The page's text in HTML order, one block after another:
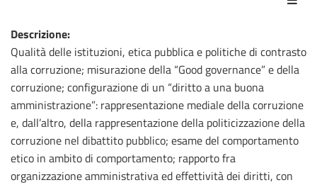
Descrizione:
Qualità delle istituzioni, etica pubblica e politiche di contrasto
alla corruzione; misurazione della “Good governance” e della
corruzione; configurazione di un “diritto a una buona
amministrazione”: rappresentazione mediale della corruzione
e, dall’altro, della rappresentazione della politicizzazione della
corruzione nel dibattito pubblico; esame del comportamento
etico in ambito di comportamento; rapporto fra
organizzazione amministrativa ed effettività dei diritti, con